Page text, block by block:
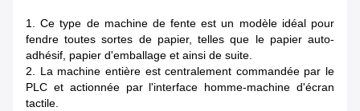
1. Ce type de machine de fente est un modèle idéal pour
fendre toutes sortes de papier, telles que le papier auto-
adhésif, papier d'emballage et ainsi de suite.
2. La machine entière est centralement commandée par le
PLC et actionnée par l'interface homme-machine d'écran
tactile.